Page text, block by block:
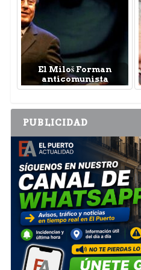
El Miloš Forman
anticomunista
PUBLICIDAD